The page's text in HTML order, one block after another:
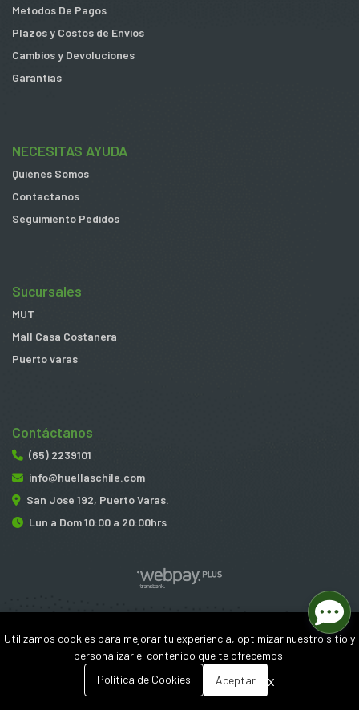
Metodos De Pagos
Plazos y Costos de Envios
Cambios y Devoluciones
Garantias
NECESITAS AYUDA
Quiénes Somos
Contactanos
Seguimiento Pedidos
Sucursales
MUT
Mall Casa Costanera
Puerto varas
Contáctanos
(65) 2239101
info@huellaschile.com
San Jose 192, Puerto Varas.
Lun a Dom 10:00 a 20:00hrs
¿Te gusta mi tienda? Yo vendo conBsale
Utilizamos cookies para mejorar tu experiencia, optimizar nuestro sitio y
personalizar el contenido que te ofrecemos.
Política de Cookies
Aceptar x